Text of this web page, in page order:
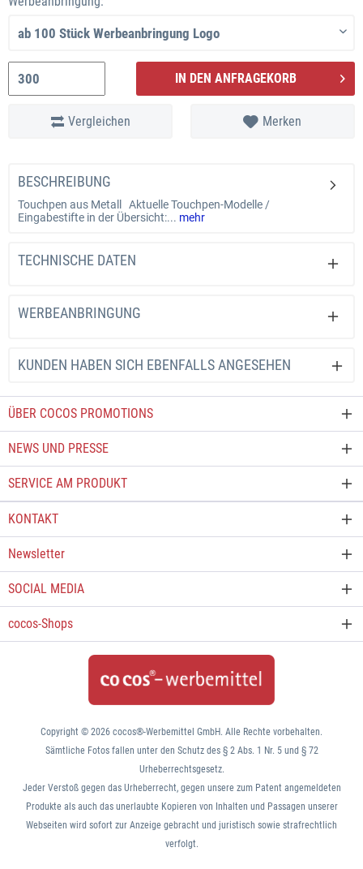
IN DEN ANFRAGEKORB
Vergleichen Merken
BESCHREIBUNG
Touchpen aus Metall Aktuelle Touchpen-Modelle /
Eingabestifte in der Übersicht:... mehr
TECHNISCHE DATEN
WERBEANBRINGUNG
KUNDEN HABEN SICH EBENFALLS ANGESEHEN
ÜBER COCOS PROMOTIONS
NEWS UND PRESSE
SERVICE AM PRODUKT
KONTAKT
Newsletter
SOCIAL MEDIA
cocos-Shops
Copyright © 2026 cocos®-Werbemittel GmbH. Alle Rechte vorbehalten.
Sämtliche Fotos fallen unter den Schutz des § 2 Abs. 1 Nr. 5 und § 72
Urheberrechtsgesetz.
Jeder Verstoß gegen das Urheberrecht, gegen unsere zum Patent angemeldeten
Produkte als auch das unerlaubte Kopieren von Inhalten und Passagen unserer
Webseiten wird sofort zur Anzeige gebracht und juristisch sowie strafrechtlich
verfolgt.